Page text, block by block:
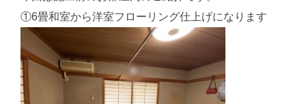
①6畳和室から洋室フローリング仕上げになります